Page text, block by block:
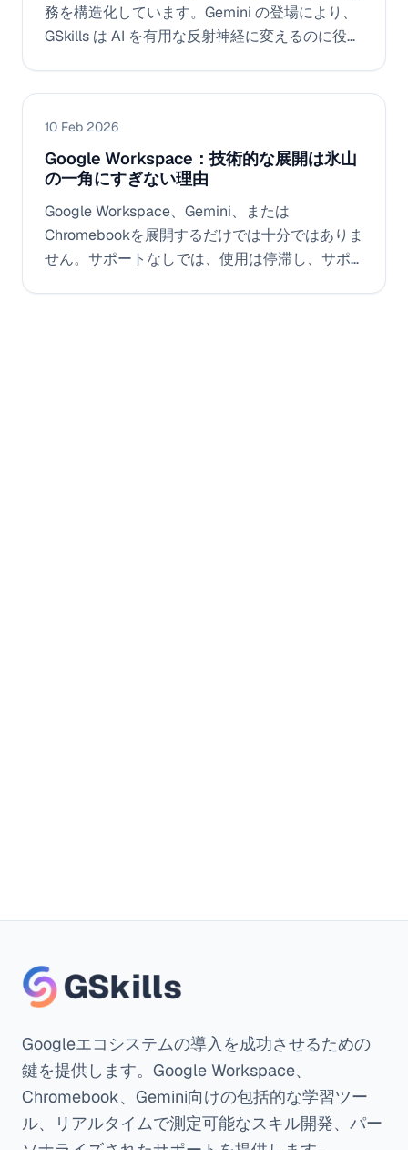
務を構造化しています。Gemini の登場により、
GSkills は AI を有用な反射神経に変えるのに役立
10 Feb 2026
Google Workspace：技術的な展開は氷山
の一角にすぎない理由
Google Workspace、Gemini、または
Chromebookを展開するだけでは十分ではありま
せん。サポートなしでは、使用は停滞し、サポ
Googleエコシステムの導入を成功させるための
鍵を提供します。Google Workspace、
Chromebook、Gemini向けの包括的な学習ツー
ル、リアルタイムで測定可能なスキル開発、パー